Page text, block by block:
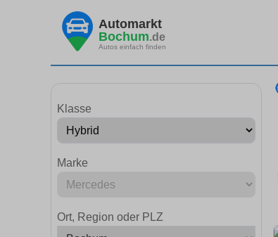
Automarkt
Bochum.de
Autos einfach finden
Klasse
Marke
Ort, Region oder PLZ